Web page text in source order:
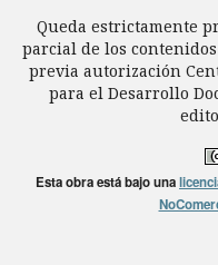
Queda estrictamente
parcial de los
previa autorización
para el Desarrollo
Esta obra está bajo una